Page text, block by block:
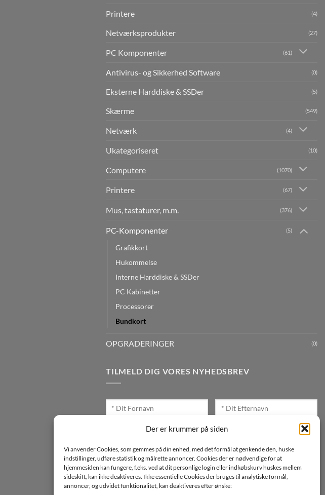
Der er krummer på siden
Vi anvender Cookies, som gemmes på din enhed, med det formål at genkende den, huske
indstillinger, udføre statistik og målrette annoncer. Cookies der er nødvendige for at
hjemmesiden kan fungere, f.eks. ved at dit personlige login eller indkøbskurv huskes mellem
sideskift, kan ikke deaktiveres. Ikke essentielle Cookies der bruges til analytiske formål,
annoncer, og udvidet funktionalitet, kan deaktiveres efter ønske:
Printere (4)
Netværksprodukter (27)
PC Komponenter (61)
Antivirus- og Sikkerhed Software (0)
Eksterne Harddiske & SSDer (5)
Skærme (549)
Netværk (4)
Ukategoriseret (10)
Computere (1070)
Printere (67)
Mus, tastaturer, m.m. (376)
PC-Komponenter (5)
Grafikkort
Hukommelse
Interne Harddiske & SSDer
PC Kabinetter
Processorer
Bundkort
OPGRADERINGER (0)
TILMELD DIG VORES NYHEDSBREV
Jeg ønsker at modtage mails fra TJdata!
Læs vores Persondatapolitik